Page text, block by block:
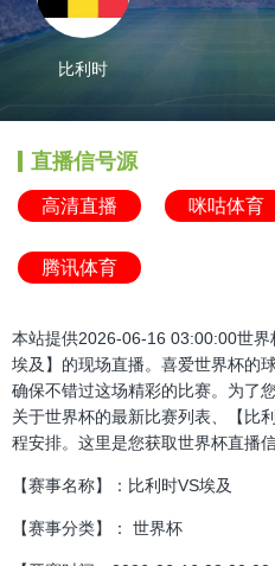
比利时
直播信号源
高清直播 咪咕体育
腾讯体育
本站提供2026-06-16 03:00:00世
埃及】的现场直播。喜爱世界杯的
确保不错过这场精彩的比赛。为了
关于世界杯的最新比赛列表、【比
程安排。这里是您获取世界杯直播
【赛事名称】：比利时VS埃及
【赛事分类】： 世界杯